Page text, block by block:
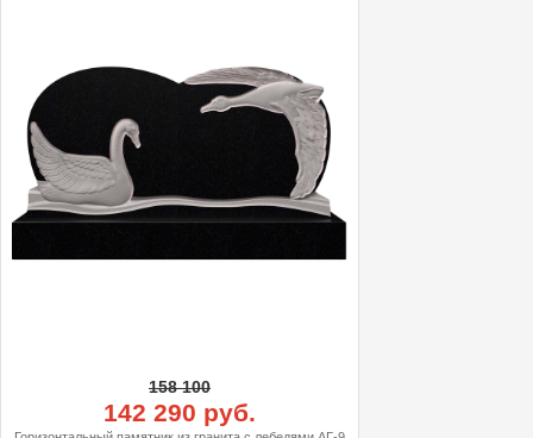
158 100
142 290 руб.